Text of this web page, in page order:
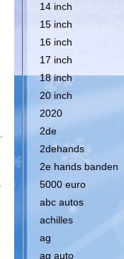
14 inch
15 inch
16 inch
17 inch
18 inch
20 inch
2020
2de
2dehands
2e hands banden
5000 euro
abc autos
achilles
ag
ag auto